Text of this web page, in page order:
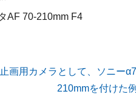
AF 70-210mm F4